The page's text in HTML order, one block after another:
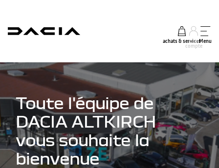
achats & services
mon
compte
Menu
Toute l'équipe de
DACIA ALTKIRCH
vous souhaite la
bienvenue